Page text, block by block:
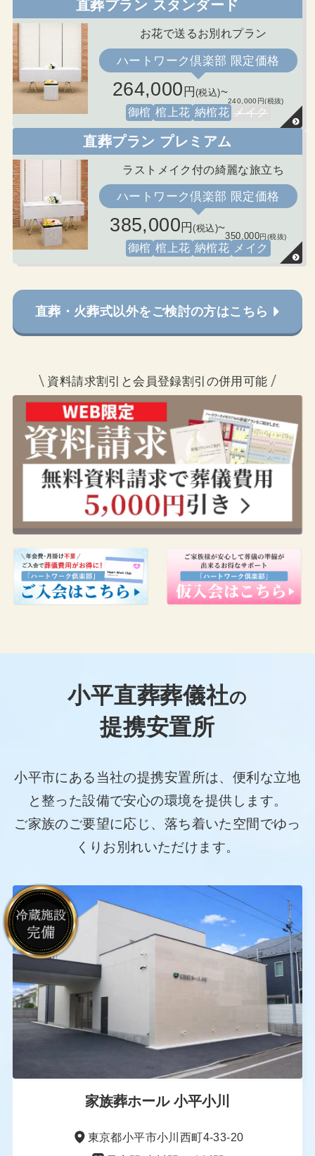
直葬プラン スタンダード
お花で送るお別れプラン
ハートワーク倶楽部 限定価格
264,000 円 (税込)~
240,000円(税抜)
御棺 棺上花 納棺花 メイク
直葬プラン プレミアム
ラストメイク付の綺麗な旅立ち
ハートワーク倶楽部 限定価格
385,000 円(税込)~
350,000円(税抜)
御棺 棺上花 納棺花 メイク
直葬・火葬式以外をご検討の方はこちら
資料請求割引と会員登録割引の併用可能
小平直葬葬儀社の
提携安置所
小平市にある当社の提携安置所は、便利な立地
と整った設備で安心の環境を提供します。
ご家族のご要望に応じ、落ち着いた空間でゆっ
くりお別れいただけます。
家族葬ホール 小平小川
東京都小平市小川西町4-33-20